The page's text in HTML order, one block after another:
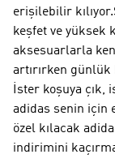
erişilebilir
keşfet ve yüksek
aksesuarlarla
artırırken günlük
İster koşuya
adidas senin için
özel kılacak
indirimini